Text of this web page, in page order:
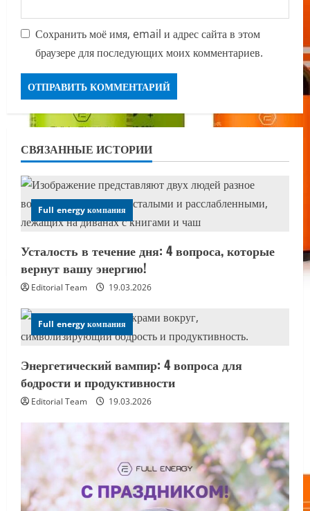
Сохранить моё имя, email и адрес сайта в этом
браузере для последующих моих комментариев.
СВЯЗАННЫЕ ИСТОРИИ
Full energy компания
Усталость в течение дня: 4 вопроса, которые
вернут вашу энергию!
Editorial Team 19.03.2026
Full energy компания
Энергетический вампир: 4 вопроса для
бодрости и продуктивности
Editorial Team 19.03.2026